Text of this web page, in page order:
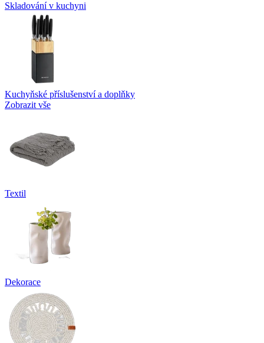
Skladování v kuchyni
Kuchyňské příslušenství a doplňky
Zobrazit vše
Textil
Dekorace